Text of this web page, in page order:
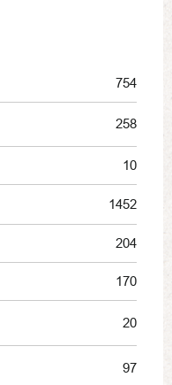
754
258
10
1452
204
170
20
97